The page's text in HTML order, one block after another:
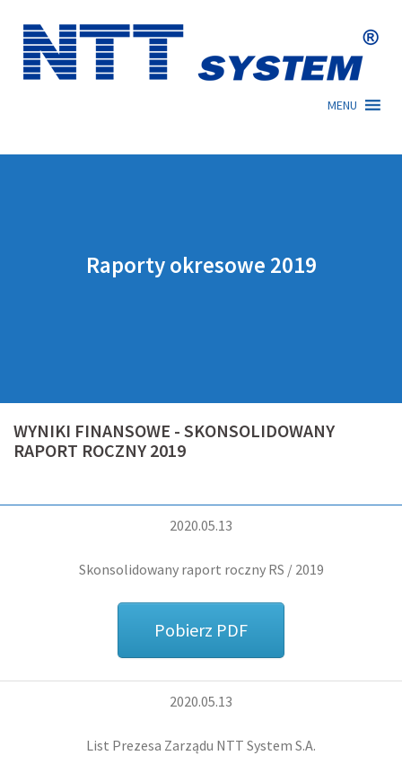
content
MENU
Raporty okresowe 2019
WYNIKI FINANSOWE - SKONSOLIDOWANY
RAPORT ROCZNY 2019
2020.05.13
Skonsolidowany raport roczny RS / 2019
Pobierz PDF
2020.05.13
List Prezesa Zarządu NTT System S.A.